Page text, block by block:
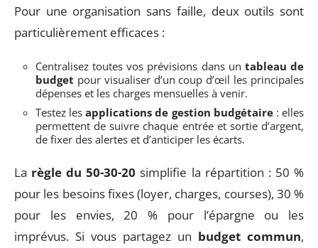
Pour une organisation sans faille, deux outils sont
particulièrement efficaces :
Centralisez toutes vos prévisions dans un tableau de
budget pour visualiser d’un coup d’œil les principales
dépenses et les charges mensuelles à venir.
Testez lesapplications de gestion budgétaire: elles
permettent de suivre chaque entrée et sortie d’argent,
de fixer des alertes et d’anticiper les écarts.
La règle du 50-30-20 simplifie la répartition : 50 %
pour les besoins fixes (loyer, charges, courses), 30 %
pour les envies, 20 % pour l’épargne ou les
imprévus. Si vous partagez un budget commun,